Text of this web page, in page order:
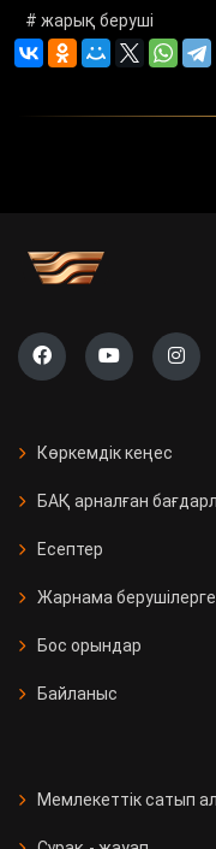
# жарық беруші
Көркемдік кеңес
БАҚ арналған
Есептер
Жарнама берушілерге
Бос орындар
Байланыс
Мемлекеттік сатып